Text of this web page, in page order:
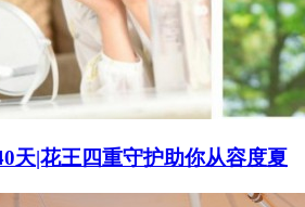
天|花王四重守护助你从容度夏